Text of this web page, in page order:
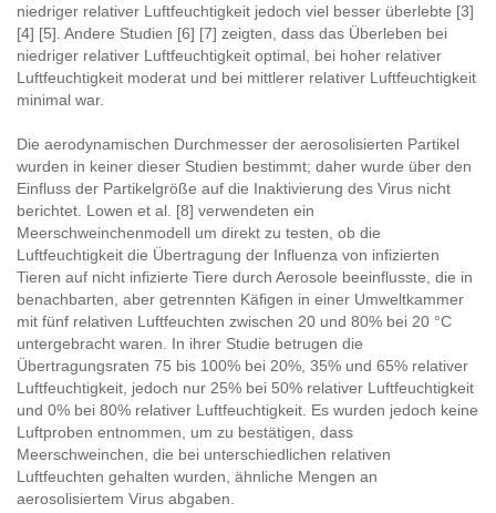
niedriger relativer Luftfeuchtigkeit jedoch viel besser überlebte [3]
[4] [5]. Andere Studien [6] [7] zeigten, dass das Überleben bei
niedriger relativer Luftfeuchtigkeit optimal, bei hoher relativer
Luftfeuchtigkeit moderat und bei mittlerer relativer Luftfeuchtigkeit
minimal war.
Die aerodynamischen Durchmesser der aerosolisierten Partikel
wurden in keiner dieser Studien bestimmt; daher wurde über den
Einfluss der Partikelgröße auf die Inaktivierung des Virus nicht
berichtet. Lowen et al. [8] verwendeten ein
Meerschweinchenmodell um direkt zu testen, ob die
Luftfeuchtigkeit die Übertragung der Influenza von infizierten
Tieren auf nicht infizierte Tiere durch Aerosole beeinflusste, die in
benachbarten, aber getrennten Käfigen in einer Umweltkammer
mit fünf relativen Luftfeuchten zwischen 20 und 80% bei 20 °C
untergebracht waren. In ihrer Studie betrugen die
Übertragungsraten 75 bis 100% bei 20%, 35% und 65% relativer
Luftfeuchtigkeit, jedoch nur 25% bei 50% relativer Luftfeuchtigkeit
und 0% bei 80% relativer Luftfeuchtigkeit. Es wurden jedoch keine
Luftproben entnommen, um zu bestätigen, dass
Meerschweinchen, die bei unterschiedlichen relativen
Luftfeuchten gehalten wurden, ähnliche Mengen an
aerosolisiertem Virus abgaben.